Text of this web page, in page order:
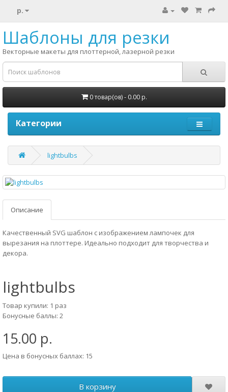
р.
Шаблоны для резки
Векторные макеты для плоттерной, лазерной резки
0 товар(ов) - 0.00 р.
Категории
lightbulbs
Описание
Качественный SVG шаблон с изображением лампочек для
вырезания на плоттере. Идеально подходит для творчества и
декора.
lightbulbs
Товар купили: 1 раз
Бонусные баллы: 2
15.00 р.
Цена в бонусных баллах: 15
В корзину